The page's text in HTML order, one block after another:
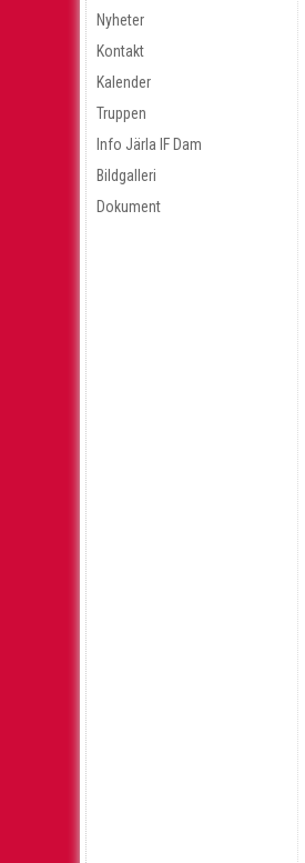
Nyheter
Kontakt
Kalender
Truppen
Info Järla IF Dam
Bildgalleri
Dokument